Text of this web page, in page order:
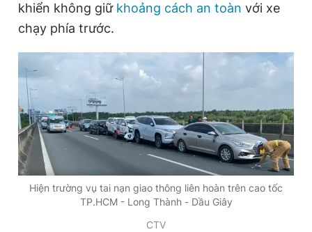
0906 645 777
Liên hệ quảng cáo
Đặt báo Quảng cáo RSS Tòa soạn Chính sách bảo
Tổng biên tập: Nguyễn Ngọc Toàn
Phó tổng biên tập thường trực: Hải Thành
Phó tổng biên tập: Lâm Hiếu Dũng
Phó tổng biên tập: Trần Việt Hưng
Tổng thư ký tòa soạn: Đức Trung
Giấy phép xuất bản số 110/GP - BTTTT cấp ngày 24.3.2020
© 2003-2026 Bản quyền thuộc về Báo Thanh Niên. Cấm sao
chép dưới mọi hình thức nếu không có sự chấp thuận bằng văn
bản. Phát triển bởi ePi Technologies, JSC.
khiển không giữ khoảng cách an toàn với xe
chạy phía trước.
Hiện trường vụ tai nạn giao thông liên hoàn trên cao tốc
TP.HCM - Long Thành - Dầu Giây
CTV